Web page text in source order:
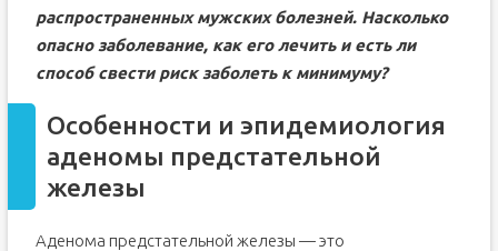
распространенных мужских болезней. Насколько
опасно заболевание, как его лечить и есть ли
способ свести риск заболеть к минимуму?
Особенности и эпидемиология
аденомы предстательной
железы
Аденома предстательной железы — это